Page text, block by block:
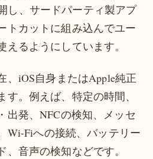
し、サードパーティ製アプ
トカットに組み込んでユー
るようにしています。
、iOS自身またはApple純正
。例えば、特定の時間、
出発、NFCの検知、メッセ
Wi-Fiへの接続、バッテリー
音声の検知などです。